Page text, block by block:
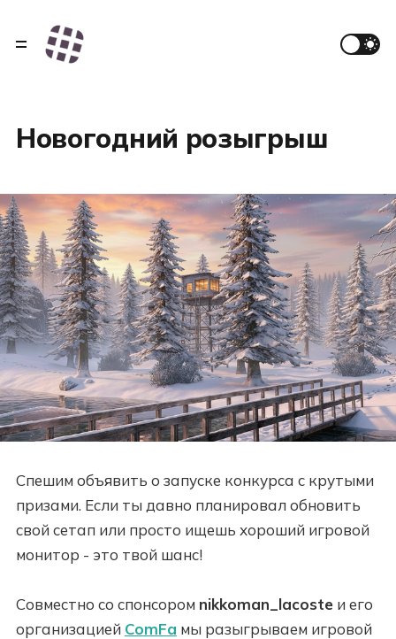
Новогодний розыгрыш
Спешим объявить о запуске конкурса с крутыми
призами. Если ты давно планировал обновить
свой сетап или просто ищешь хороший игровой
монитор - это твой шанс!
Совместно со спонсором nikkoman_lacosteи его
организацией ComFa мы разыгрываем игровой